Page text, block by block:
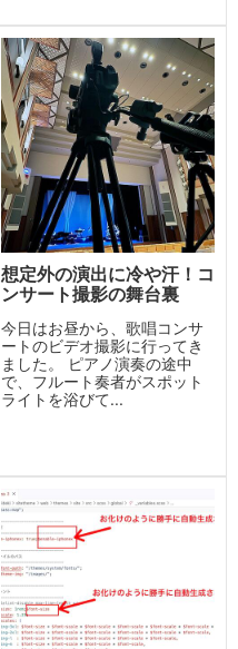
想定外の演出に冷や汗！コ
ンサート撮影の舞台裏
今日はお昼から、歌唱コンサ
ートのビデオ撮影に行ってき
ました。 ピアノ演奏の途中
で、フルート奏者がスポット
ライトを浴びて...